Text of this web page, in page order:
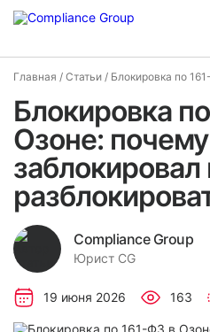
Главная / Статьи / Блокировка по 161-ФЗ в Озоне:
Блокировка
Озоне:
заблокировал
Compliance Group
Юрист CG
19 июня 2026 163